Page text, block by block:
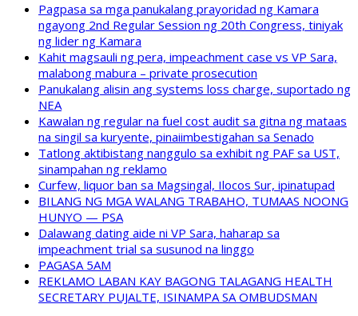
Pagpasa sa mga panukalang prayoridad ng Kamara
ngayong 2nd Regular Session ng 20th Congress, tiniyak
ng lider ng Kamara
Kahit magsauli ng pera, impeachment case vs VP Sara,
malabong mabura – private prosecution
Panukalang alisin ang systems loss charge, suportado ng
NEA
Kawalan ng regular na fuel cost audit sa gitna ng mataas
na singil sa kuryente, pinaiimbestigahan sa Senado
Tatlong aktibistang nanggulo sa exhibit ng PAF sa UST,
sinampahan ng reklamo
Curfew, liquor ban sa Magsingal, Ilocos Sur, ipinatupad
BILANG NG MGA WALANG TRABAHO, TUMAAS NOONG
HUNYO — PSA
Dalawang dating aide ni VP Sara, haharap sa
impeachment trial sa susunod na linggo
PAGASA 5AM
REKLAMO LABAN KAY BAGONG TALAGANG HEALTH
SECRETARY PUJALTE, ISINAMPA SA OMBUDSMAN